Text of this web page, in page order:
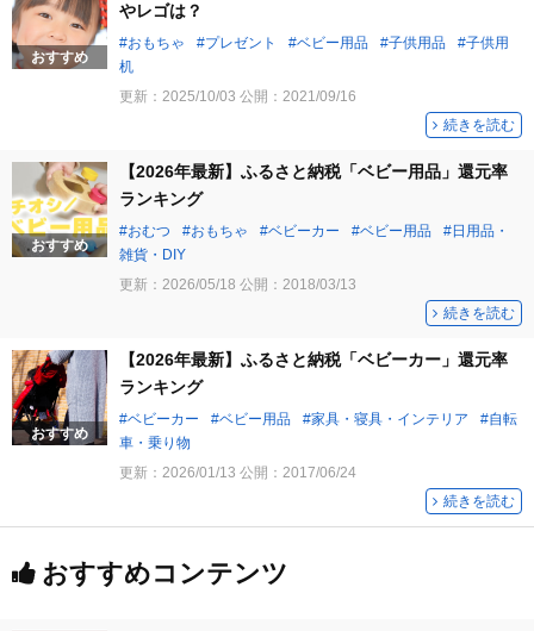
やレゴは？
おもちゃ プレゼント ベビー用品 子供用品
子供用
机
更新： 2025/10/03 公開： 2021/09/16
続きを読む
おすすめ
【2026年最新】ふるさと納税「ベビー用品」還元率
ランキング
おむつ おもちゃ ベビーカー ベビー用品
日用品・
雑貨・DIY
更新： 2026/05/18 公開： 2018/03/13
続きを読む
おすすめ
【2026年最新】ふるさと納税「ベビーカー」還元率
ランキング
ベビーカー ベビー用品 家具・寝具・インテリア
自転
車・乗り物
更新： 2026/01/13 公開： 2017/06/24
続きを読む
おすすめ
おすすめコンテンツ